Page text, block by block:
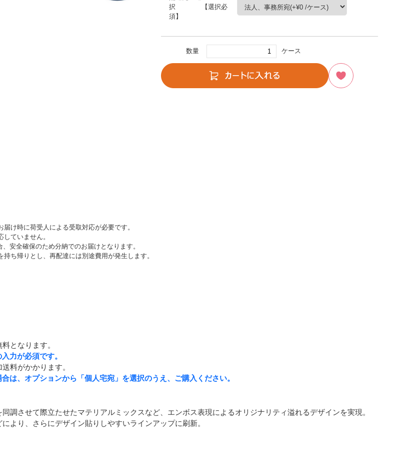
択 【選択必
須】
数量 ケース
け時に荷受人による受取対応が必要です。
ていません。
安全確保のため分納でのお届けとなります。
ち帰りとし、再配達には別途費用が発生します。
となります。
力が必須です。
料がかかります。
は、オプションから「個人宅宛」を選択のうえ、ご購入ください。
調させて際立たせたマテリアルミックスなど、エンボス表現によるオリジナリティ溢れるデザインを実現。
より、さらにデザイン貼りしやすいラインアップに刷新。